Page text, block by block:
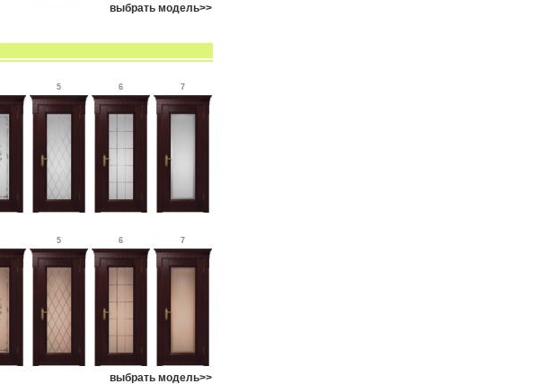
выбрать модель>>
5 6 7
5 6 7
выбрать модель>>